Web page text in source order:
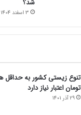
شد؟
3 اسفند 1404
تومان اعتبار نیاز دارد
29 آذر 1401